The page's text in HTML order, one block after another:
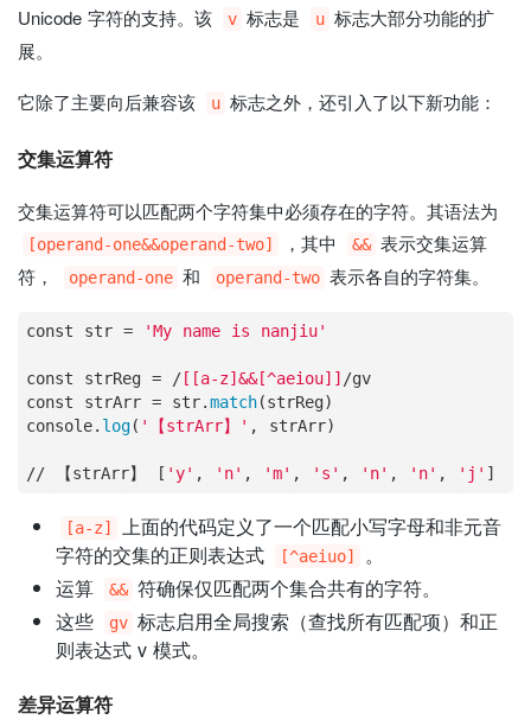
Unicode 字符的支持。该 v 标志是 u 标志大部分功能的扩
展。
它除了主要向后兼容该 u 标志之外，还引入了以下新功能：
交集运算符
交集运算符可以匹配两个字符集中必须存在的字符。其语法为
[operand-one&&operand-two] ，其中 && 表示交集运算
符，
operand-one 和 operand-two 表示各自的字符集。
const str = 'My name is nanjiu'
const strReg = /[[a-z]&&[^aeiou]] /gv
const strArr = str.match(strReg)
console. log( '【strArr】' , strArr)
// 【strArr】 [ 'y' , 'n' , 'm' , 's' , 'n' , 'n' , 'j'
[a-z]
上面的代码定义了一个匹配小写字母和非元音
字符的交集的正则表达式
[^aeiuo]
。
运算
&& 符确保仅匹配两个集合共有的字符。
这些
gv 标志启用全局搜索（查找所有匹配项）和正
则表达式 v 模式。
差异运算符